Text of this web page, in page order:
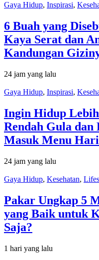
Gaya Hidup, Inspirasi,
6 Buah yang
Kaya Serat dan
Kandungan
24 jam yang lalu
Gaya Hidup, Inspirasi,
Ingin Hidup
Rendah Gula dan
Masuk Menu
24 jam yang lalu
Gaya Hidup, Kesehatan,
Pakar Ungkap 5
yang Baik untuk
Saja?
1 hari yang lalu